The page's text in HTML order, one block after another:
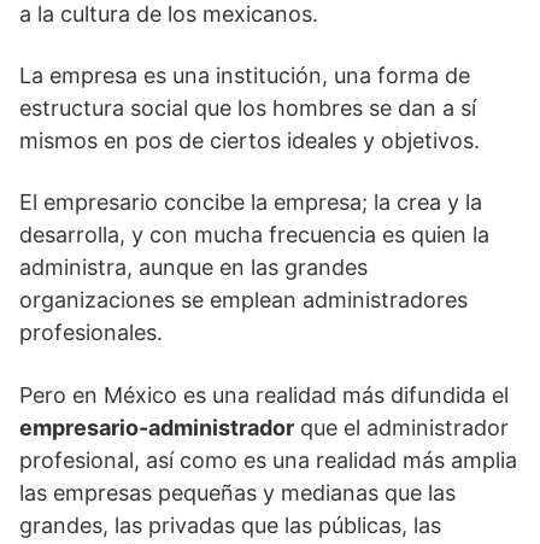
a la cultura de los mexicanos.
La empresa es una institución, una forma de
estructura social que los hombres se dan a sí
mismos en pos de ciertos ideales y objetivos.
El empresario concibe la empresa; la crea y la
desarrolla, y con mucha frecuencia es quien la
administra, aunque en las grandes
organizaciones se emplean administradores
profesionales.
Pero en México es una realidad más difundida el
empresario-administrador que el administrador
profesional, así como es una realidad más amplia
las empresas pequeñas y medianas que las
grandes, las privadas que las públicas, las